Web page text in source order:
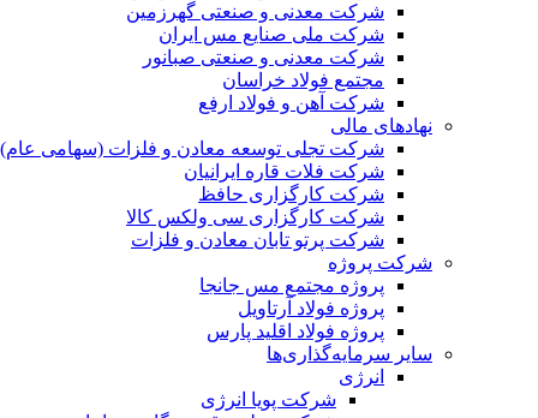
شرکت معدنی و صنعتی گهرزمین
شرکت ملی صنایع مس ایران
شرکت معدنی و صنعتی صبانور
مجتمع فولاد خراسان
شرکت آهن و فولاد ارفع
نهادهای مالی
شرکت تجلی توسعه معادن و فلزات (سهامی عام)
شرکت فلات قاره ایرانیان
شرکت کارگزاری حافظ
شرکت کارگزاری سی ولکس کالا
شرکت پرتو تابان معادن و فلزات
شرکت پروژه
پروژه مجتمع مس جانجا
پروژه فولاد آرتاویل
پروژه فولاد اقلید پارس
سایر سرمایه‌گذاری‌ها
انرژی
شرکت پویا انرژی